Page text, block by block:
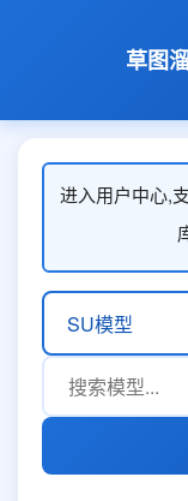
草图
进入用户中心,